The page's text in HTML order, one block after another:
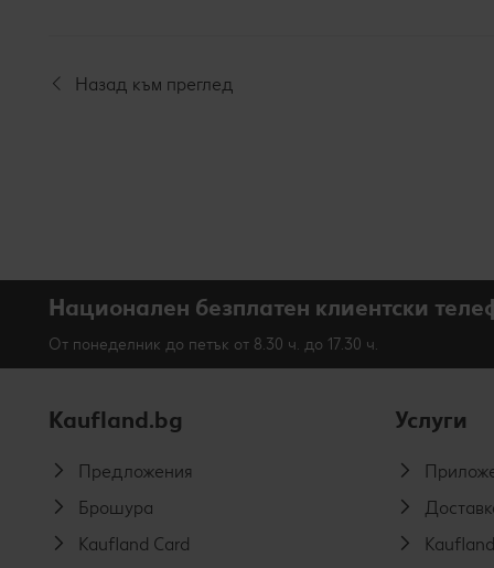
Назад към преглед
Национален безплатен клиентски
От понеделник до петък от 8.30 ч. до 17.30 ч.
Kaufland.bg
Предложения
Брошура
Kaufland Card
Услуги